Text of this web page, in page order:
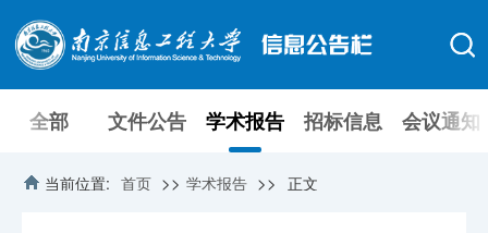
全部 文件公告 学术报告 招标信息 会议通知
当前位置: 首页 >> 学术报告 >> 正文